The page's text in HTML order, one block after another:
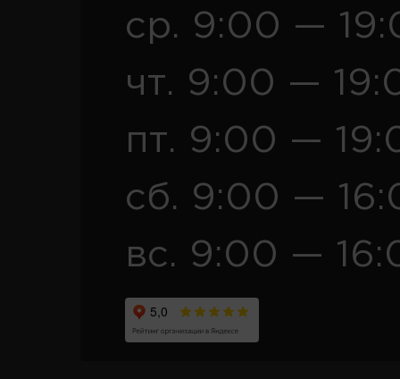
ср. 9:00 —
чт. 9:00 —
пт. 9:00 —
сб. 9:00 —
вс. 9:00 —